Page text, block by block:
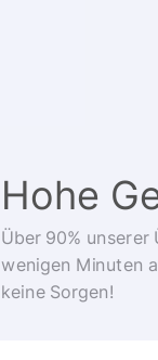
Hohe
Über 90% unserer
wenigen Minuten
keine Sorgen!